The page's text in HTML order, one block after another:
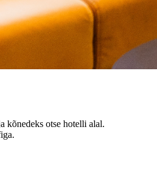
kõnedeks otse hotelli alal.